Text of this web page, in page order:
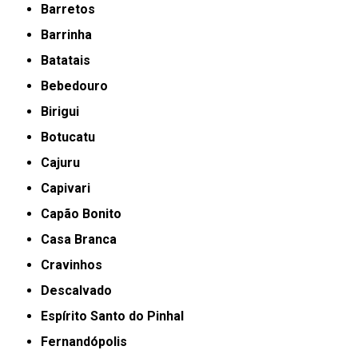
Barretos
Barrinha
Batatais
Bebedouro
Birigui
Botucatu
Cajuru
Capivari
Capão Bonito
Casa Branca
Cravinhos
Descalvado
Espírito Santo do Pinhal
Fernandópolis